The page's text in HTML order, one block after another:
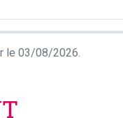
le 03/08/2026.